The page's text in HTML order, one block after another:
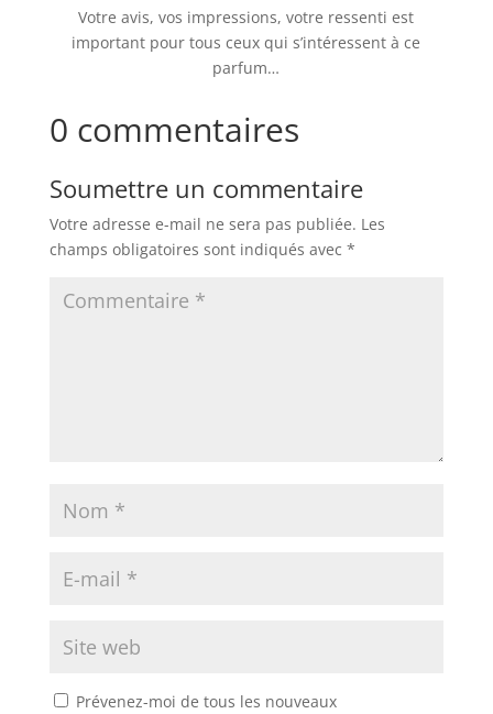
Votre avis, vos impressions, votre ressenti est
important pour tous ceux qui s’intéressent à ce
parfum…
0 commentaires
Soumettre un commentaire
Votre adresse e-mail ne sera pas publiée. Les
champs obligatoires sont indiqués avec *
Prévenez-moi de tous les nouveaux